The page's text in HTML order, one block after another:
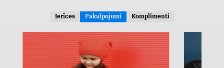
Ierīces Pakalpojumi Komplimenti